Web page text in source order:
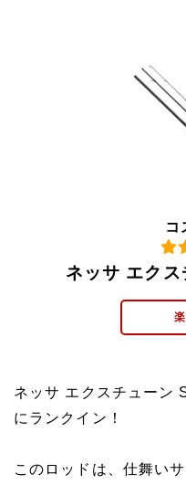
コ
ネッサ エク
ネッサ エクスチューン
にランクイン！
このロッドは、仕舞い